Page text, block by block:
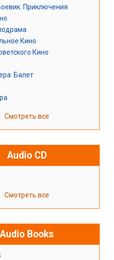
Приключения
Кино
Кино
Балет
Смотреть все
Audio CD
Смотреть все
Audio Books